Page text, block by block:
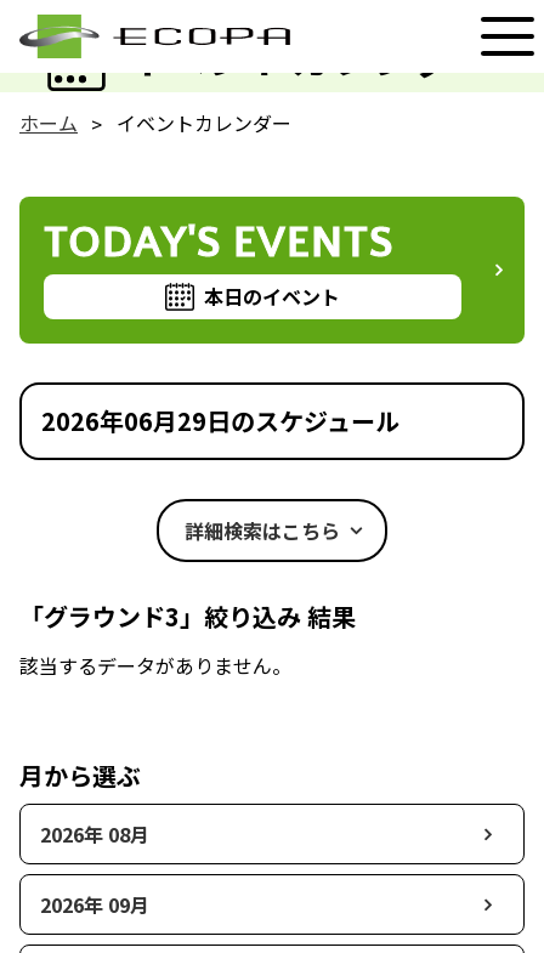
イベントカレンダー
EVENT
ホーム イベントカレンダー
TODAY'S EVENTS
本日のイベント
2026年06月29日のスケジュール
詳細検索はこちら
「グラウンド3」絞り込み 結果
該当するデータがありません。
月から選ぶ
2026年 08月
2026年 09月